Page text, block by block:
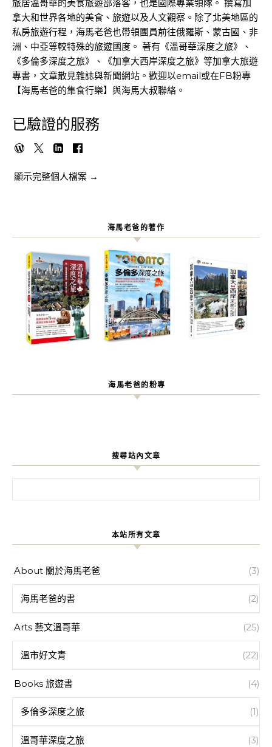
旅居溫哥華的美食旅遊部落客，也是國際專業領隊。 撰寫加
拿大和世界各地的美食、旅遊以及人文觀察。除了北美地區的
私房旅遊行程，海馬老爸也帶領團員前往俄羅斯、蒙古國、非
洲、中亞等較特殊的旅遊國度。 著有《溫哥華深度之旅》、
《多倫多深度之旅》、《加拿大西岸深度之旅》等加拿大旅遊
專書，文章散見雜誌與新聞網站。歡迎以email或在FB粉專
【海馬老爸的集食行樂】與海馬大叔聯絡。
已驗證的服務
顯示完整個人檔案 →
海馬老爸的著作
海馬老爸的粉專
搜尋站內文章
本站所有文章
About 關於海馬老爸 (3)
海馬老爸的書 (2)
Arts 藝文溫哥華 (25)
溫市好文青 (22)
Books 旅遊書 (4)
多倫多深度之旅 (1)
溫哥華深度之旅 (3)